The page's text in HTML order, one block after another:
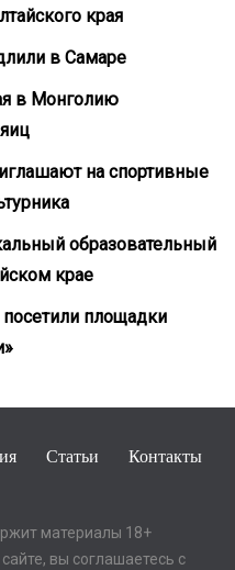
края
в Самаре
в Монголию
на спортивные
образовательный
крае
площадки
Статьи Контакты
материалы 18+
вы соглашаетесь с